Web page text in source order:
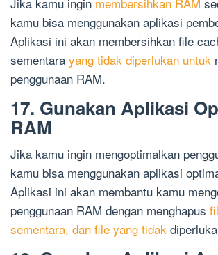
kamu bisa menggunakan aplikasi
Aplikasi ini akan membersihkan file
sementara yang tidak diperlukan untuk
penggunaan RAM.
17. Gunakan Aplikasi
RAM
Jika kamu ingin mengoptimalkan
kamu bisa menggunakan aplikasi
Aplikasi ini akan membantu kamu
penggunaan RAM dengan menghapus
sementara, dan file yang tidak